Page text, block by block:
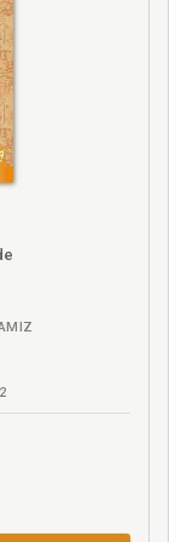
p. 62
econômicos e
p. 61
gerações dos
e direitos
Ações e
e a